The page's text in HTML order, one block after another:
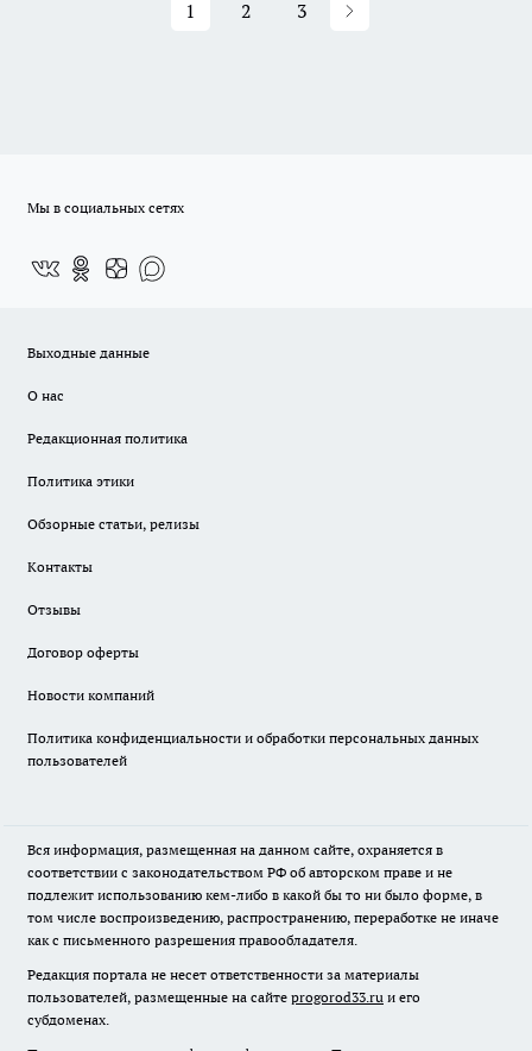
1 2 3
Мы в социальных сетях
Выходные данные
О нас
Редакционная политика
Политика этики
Обзорные статьи, релизы
Контакты
Отзывы
Договор оферты
Новости компаний
Политика конфиденциальности и обработки персональных данных
пользователей
Вся информация, размещенная на данном сайте, охраняется в
соответствии с законодательством РФ об авторском праве и не
подлежит использованию кем-либо в какой бы то ни было форме, в
том числе воспроизведению, распространению, переработке не иначе
как с письменного разрешения правообладателя.
Редакция портала не несет ответственности за материалы
пользователей, размещенные на сайте progorod33.ru и его
субдоменах.